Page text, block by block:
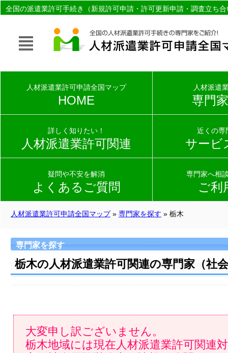
全国の派遣業許可手続き（新規許可申請・許可更新申請・調査立ち
人材派遣業許可申請全国マップ» 専門家を探す » 栃木
専門家を探す
栃木の人材派遣業許可関連の専門家（社
大変申し訳ございません。
栃木地域には現在人材派遣業許可関連
人材派遣業許可申請全国マップ
HOME
人材派遣
専門
詳しく知りたい！
人材派遣業許可関連
近くの専
サービ
疑問や不安を解消
よくあるご質問
専門家へ相
ご利